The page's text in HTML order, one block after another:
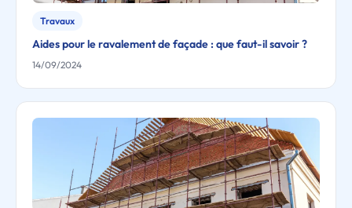
Travaux
Aides pour le ravalement de façade : que faut-il savoir ?
14/09/2024